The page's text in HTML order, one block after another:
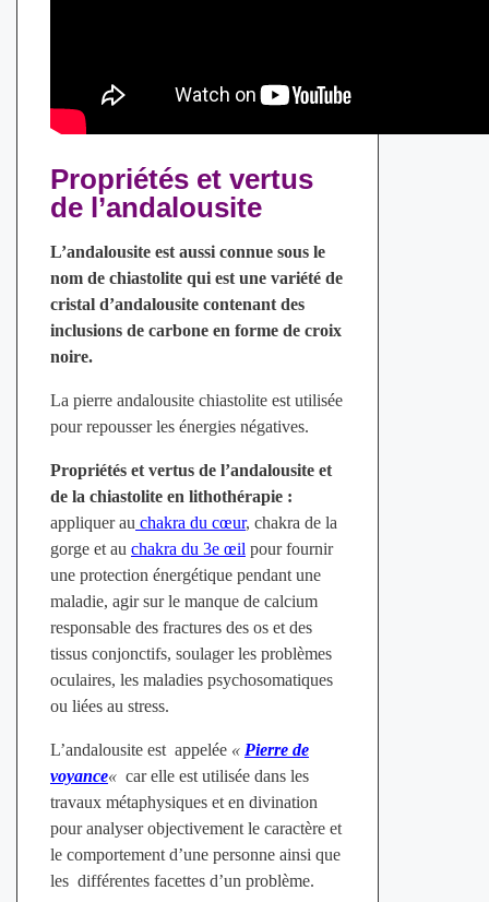
Propriétés et vertus
de l’andalousite
L’andalousite est aussi connue sous le
nom de chiastolite qui est une variété de
cristal d’andalousite contenant des
inclusions de carbone en forme de croix
noire.
La pierre andalousite chiastolite est utilisée
pour repousser les énergies négatives.
Propriétés et vertus de l’andalousite et
de la chiastolite en lithothérapie :
appliquer au chakra du cœur, chakra de la
gorge et au chakra du 3e œil pour fournir
une protection énergétique pendant une
maladie, agir sur le manque de calcium
responsable des fractures des os et des
tissus conjonctifs, soulager les problèmes
oculaires, les maladies psychosomatiques
ou liées au stress.
L’andalousite est appelée « Pierre de
voyance« car elle est utilisée dans les
travaux métaphysiques et en divination
pour analyser objectivement le caractère et
le comportement d’une personne ainsi que
les différentes facettes d’un problème.